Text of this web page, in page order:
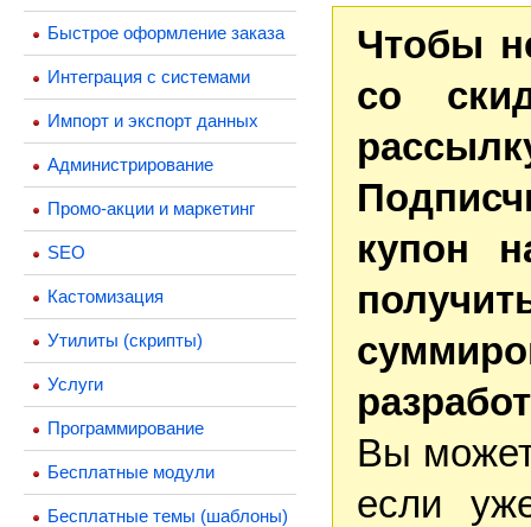
Быстрое оформление заказа
Интеграция с системами
Импорт и экспорт данных
Администрирование
Промо-акции и маркетинг
SEO
Кастомизация
Утилиты (скрипты)
Услуги
Программирование
Бесплатные модули
Бесплатные темы (шаблоны)
Чтобы
со
купон
Вы
если